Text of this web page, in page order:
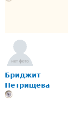
Бриджит
Петрищева